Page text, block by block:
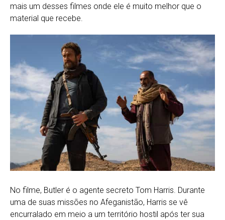
mais um desses filmes onde ele é muito melhor que o
material que recebe.
No filme, Butler é o agente secreto Tom Harris. Durante
uma de suas missões no Afeganistão, Harris se vê
encurralado em meio a um território hostil após ter sua